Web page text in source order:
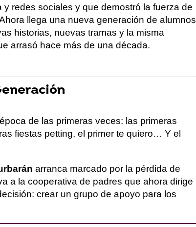
y redes sociales y que demostró la fuerza de
llega una nueva generación de alumnos
historias, nuevas tramas y la misma
arrasó hace más de una década.
de las primeras veces: las primeras
fiestas petting, el primer te quiero… Y el
arranca marcado por la pérdida de
a la cooperativa de padres que ahora dirige
crear un grupo de apoyo para los